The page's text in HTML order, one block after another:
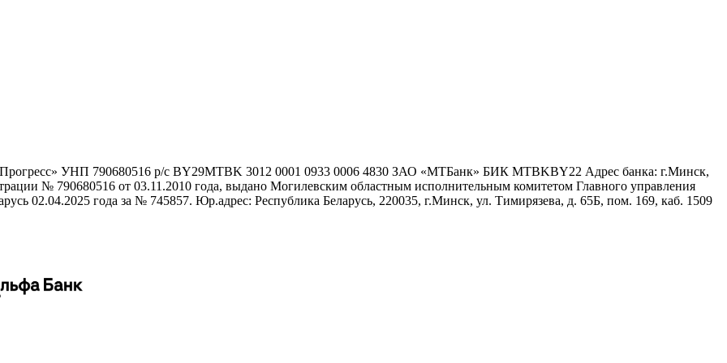
УНП 790680516 р/с BY29MTBK 3012 0001 0933 0006 4830 ЗАО «МТБанк» БИК MTBKBY22 Адрес банка: г.Минск,
№ 790680516 от 03.11.2010 года, выдано Могилевским областным исполнительным комитетом Главного управления
02.04.2025 года за № 745857. Юр.адрес: Республика Беларусь, 220035, г.Минск, ул. Тимирязева, д. 65Б, пом. 169, каб. 1509